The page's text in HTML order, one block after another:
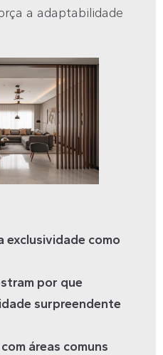
a adaptabilidade
exclusividade como
por que
surpreendente
áreas comuns